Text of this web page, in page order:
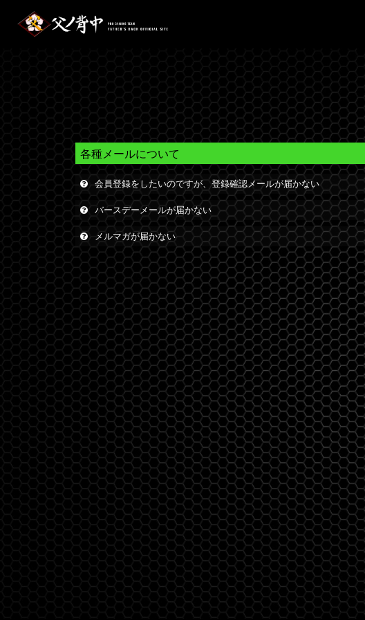
各種メールについて
会員登録をしたいのですが、登録確認メールが届かない
バースデーメールが届かない
メルマガが届かない